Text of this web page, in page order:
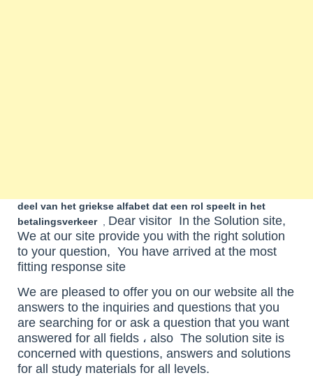
deel van het griekse alfabet dat een rol speelt in het
betalingsverkeer
Dear visitor In the Solution site,
We at our site provide you with the right solution
to your question, You have arrived at the most
fitting response site
We are pleased to offer you on our website all the
answers to the inquiries and questions that you
are searching for or ask a question that you want
answered for all fields ، also The solution site is
concerned with questions, answers and solutions
for all study materials for all levels.